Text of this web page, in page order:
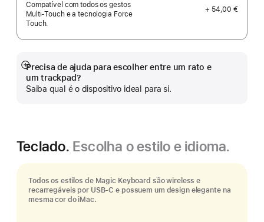
Compatível com todos os gestos
Multi‑Touch e a tecnologia Force
Touch.
+ 54,00 €
Precisa de ajuda para escolher entre um rato e
um trackpad?
Saiba qual é o dispositivo ideal para si.
Veja
mais
Teclado. Escolha o estilo e idioma.
Todos os estilos de Magic Keyboard são wireless e
recarregáveis por USB‑C e possuem um design elegante na
mesma cor do iMac.